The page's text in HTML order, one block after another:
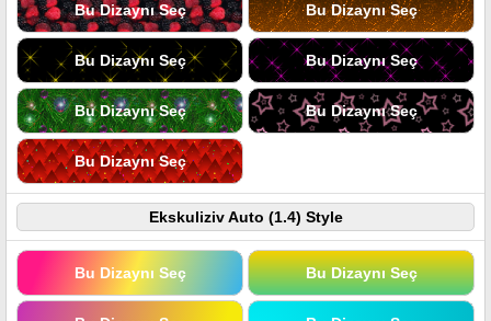
Bu Dizaynı Seç Bu Dizaynı Seç
Bu Dizaynı Seç Bu Dizaynı Seç
Bu Dizaynı Seç Bu Dizaynı Seç
Bu Dizaynı Seç
Ekskuliziv Auto (1.4) Style
Bu Dizaynı Seç Bu Dizaynı Seç